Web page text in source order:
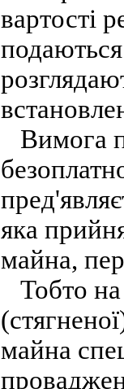
вартості
Вимога
яка
майна,
Тобто на
майна